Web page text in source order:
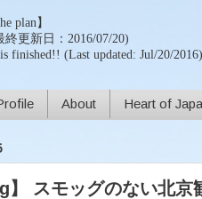
plan】
更新日：2016/07/20)
finished!! (Last updated: Jul/20/2016)
About Heart of
】 スモッグのない北京